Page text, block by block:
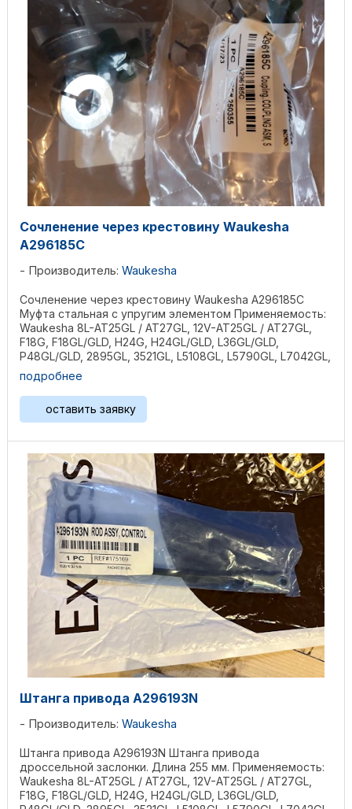
Сочленение через крестовину Waukesha
A296185C
Производитель: Waukesha
Сочленение через крестовину Waukesha A296185C
Муфта стальная с упругим элементом Применяемость:
Waukesha 8L-AT25GL / AT27GL, 12V-AT25GL / AT27GL,
F18G, F18GL/GLD, H24G, H24GL/GLD, L36GL/GLD,
P48GL/GLD, 2895GL, 3521GL, L5108GL, L5790GL, L7042GL,
подробнее
оставить заявку
Штанга привода А296193N
Производитель: Waukesha
Штанга привода А296193N Штанга привода
дроссельной заслонки. Длина 255 мм. Применяемость:
Waukesha 8L-AT25GL / AT27GL, 12V-AT25GL / AT27GL,
F18G, F18GL/GLD, H24G, H24GL/GLD, L36GL/GLD,